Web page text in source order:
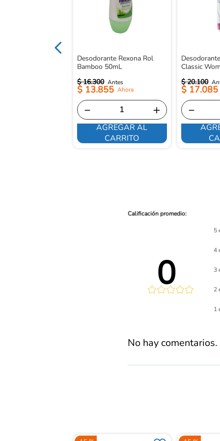
Desodorante Rexona Rol
Bamboo 50mL
$ 16.300
$ 13.855
＋
－
AGREGAR AL
CARRITO
Classic
$ 20.100
$ 17.085
－
0
promedio
5
4
3
2
1
No hay comentarios.